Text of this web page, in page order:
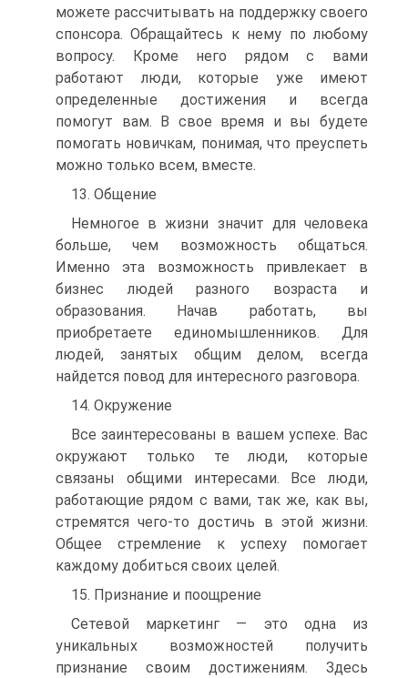
можете рассчитывать на поддержку своего
спонсора. Обращайтесь к нему по любому
вопросу. Кроме него рядом с вами
работают люди, которые уже имеют
определенные достижения и всегда
помогут вам. В свое время и вы будете
помогать новичкам, понимая, что преуспеть
можно только всем, вместе.
13. Общение
Немногое в жизни значит для человека
больше, чем возможность общаться.
Именно эта возможность привлекает в
бизнес людей разного возраста и
образования. Начав работать, вы
приобретаете единомышленников. Для
людей, занятых общим делом, всегда
найдется повод для интересного разговора.
14. Окружение
Все заинтересованы в вашем успехе. Вас
окружают только те люди, которые
связаны общими интересами. Все люди,
работающие рядом с вами, так же, как вы,
стремятся чего-то достичь в этой жизни.
Общее стремление к успеху помогает
каждому добиться своих целей.
15. Признание и поощрение
Сетевой маркетинг — это одна из
уникальных возможностей получить
признание своим достижениям. Здесь